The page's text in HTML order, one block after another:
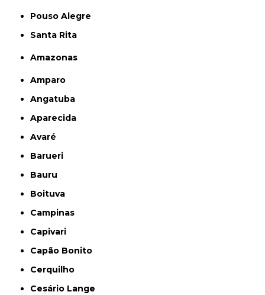
Pouso Alegre
Santa Rita
Amazonas
Amparo
Angatuba
Aparecida
Avaré
Barueri
Bauru
Boituva
Campinas
Capivari
Capão Bonito
Cerquilho
Cesário Lange